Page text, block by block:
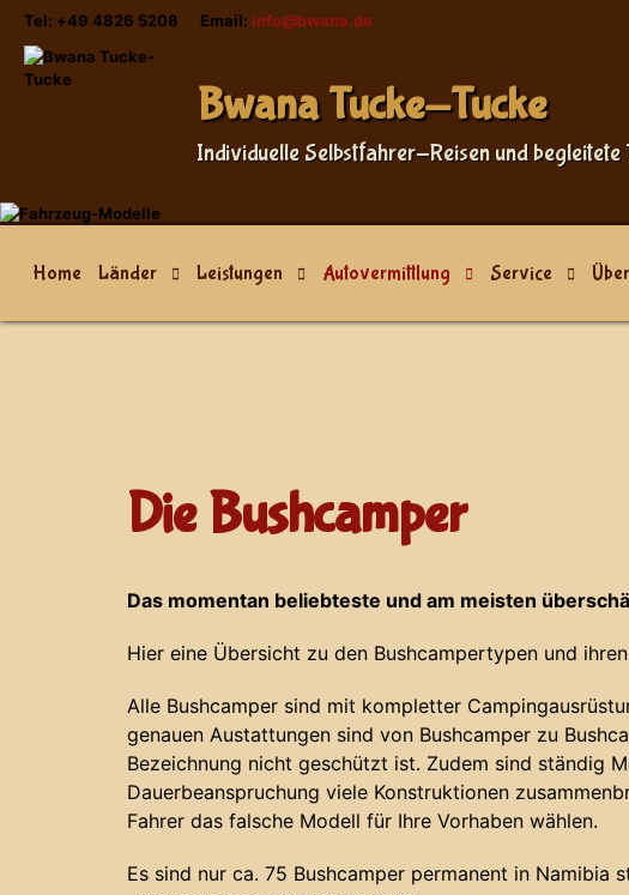
Tel: +49 4826 5208 Email: info@bwana.de
Sprache auswählen
Bwana Tucke-Tucke
Individuelle Selbstfahrer-Reisen und begleitete
Home Länder Leistungen Autovermittlung Service
Die Bushcamper
Das momentan beliebteste und am meisten
Hier eine Übersicht zu den Bushcampertypen und
Alle Bushcamper sind mit kompletter
genauen Austattungen sind von Bushcamper zu
Bezeichnung nicht geschützt ist. Zudem sind ständig
Dauerbeanspruchung viele Konstruktionen
Fahrer das falsche Modell für Ihre Vorhaben wählen.
Es sind nur ca. 75 Bushcamper permanent in